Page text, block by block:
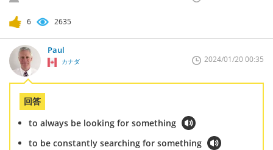
6 2635
Paul
カナダ 2024/01/20 00:35
回答
to always be looking for something
to be constantly searching for something